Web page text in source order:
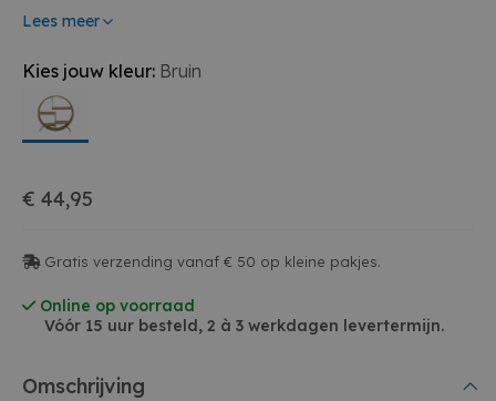
Lees meer
Kies jouw kleur: Bruin
€ 44,95
Gratis verzending vanaf € 50 op kleine pakjes.
Online op voorraad
Vóór 15 uur besteld, 2 à 3 werkdagen levertermijn.
Omschrijving